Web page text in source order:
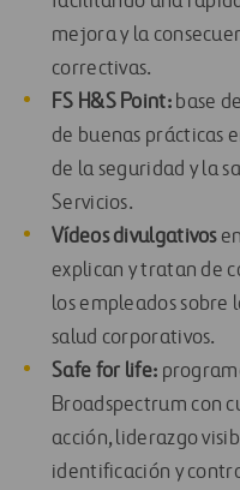
mejora y la
correctivas.
FS H&S Point:base
de buenas prácticas
de la seguridad y la
Servicios.
Vídeos divulgativos
explican y tratan de
los empleados sobre
salud corporativos.
Safe for life:
Broadspectrum con
acción, liderazgo
identificación y